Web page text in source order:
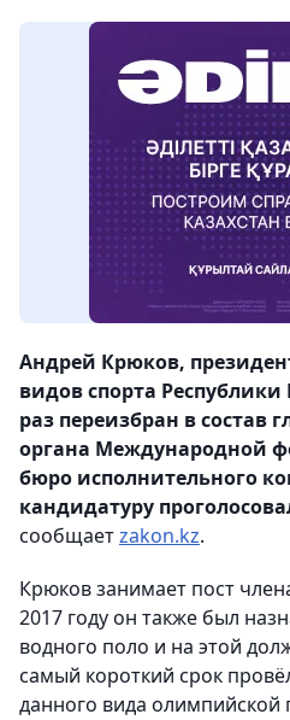
Андрей Крюков,
видов спорта Республики
раз переизбран в состав
органа Международной
бюро исполнительного
кандидатуру
сообщаетzakon.kz.
Крюков занимает пост
2017 году он также был
водного поло и на этой
самый короткий срок
данного вида